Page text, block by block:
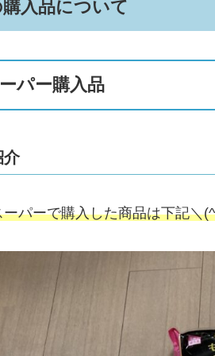
入品について
パー購入品
介
パーで購入した商品は下記＼